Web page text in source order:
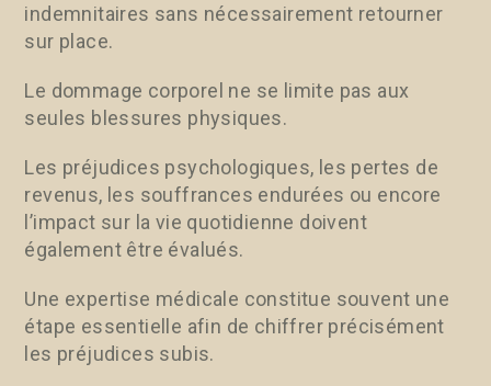
indemnitaires sans nécessairement retourner
sur place.
Le dommage corporel ne se limite pas aux
seules blessures physiques.
Les préjudices psychologiques, les pertes de
revenus, les souffrances endurées ou encore
l’impact sur la vie quotidienne doivent
également être évalués.
Une expertise médicale constitue souvent une
étape essentielle afin de chiffrer précisément
les préjudices subis.